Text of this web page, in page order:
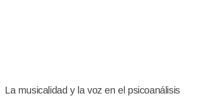
La musicalidad y la voz en el psicoanálisis